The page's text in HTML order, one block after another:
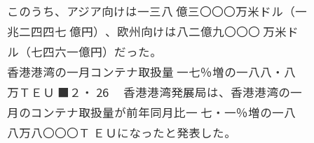
このうち、アジア向けは一三八 億三〇〇〇万米ドル（一
兆二四四七 億円）、欧州向けは八二億九〇〇〇 万米ド
ル（七四六一億円）だった。
香港港湾の一月コンテナ取扱量 一七％増の一八八・八
万ＴＥＵ ■２・ 26 香港港湾発展局は、香港港湾の一
月のコンテナ取扱量が前年同月比一 七・一％増の一八
八万八〇〇〇Ｔ ＥＵになったと発表した。